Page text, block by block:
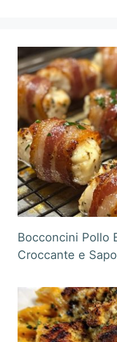
Bocconcini Pollo
Croccante e